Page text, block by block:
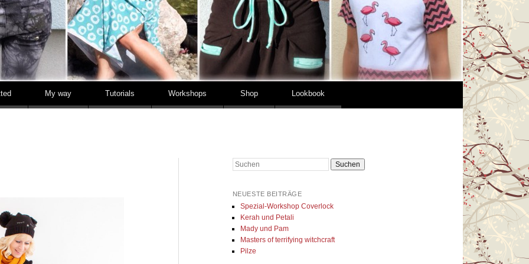
My way Tutorials Workshops Shop Lookbook
Suchen
NEUESTE BEITRÄGE
Spezial-Workshop Coverlock
Kerah und Petali
Mady und Pam
Masters of terrifying witchcraft
Pilze